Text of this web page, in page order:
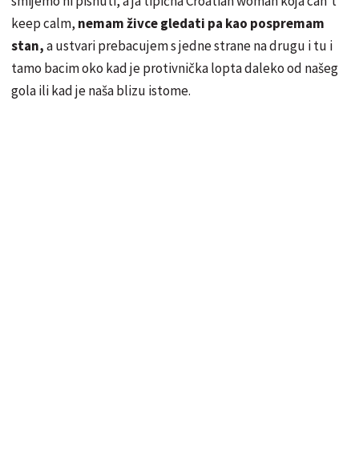
keep calm, nemam živce gledati pa kao pospremam
stan,a ustvari prebacujem s jedne strane na drugu i tu i
tamo bacim oko kad je protivnička lopta daleko od našeg
gola ili kad je naša blizu istome.